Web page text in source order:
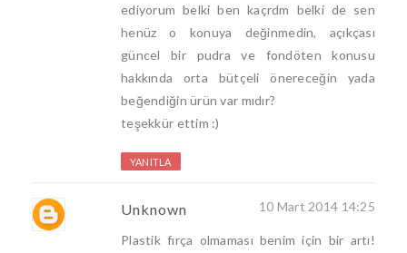
ediyorum belki ben kaçrdm belki de sen
henüz o konuya değinmedin, açıkçası
güncel bir pudra ve fondöten konusu
hakkında orta bütçeli önereceğin yada
beğendiğin ürün var mıdır?
teşekkür ettim :)
YANITLA
Unknown 10 Mart 2014 14:25
Plastik fırça olmaması benim için bir artı!